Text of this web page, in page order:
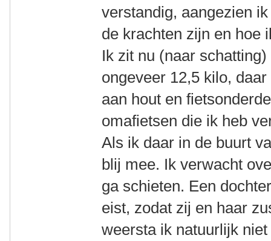
verstandig, aangezien
de krachten zijn en hoe
Ik zit nu (naar
ongeveer 12,5 kilo,
aan hout en
omafietsen die ik heb
Als ik daar in de buurt
blij mee. Ik verwacht
ga schieten. Een
eist, zodat zij en haar
weersta ik natuurlijk